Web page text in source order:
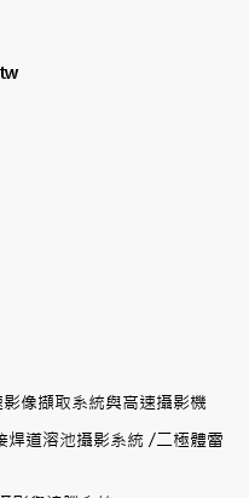
像擷取系統與高速攝影機
道溶池攝影系統 /二極體雷